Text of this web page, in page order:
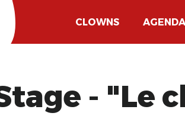
CLOWNS AGENDA
- "Le